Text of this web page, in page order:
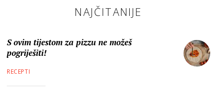
NAJČITANIJE
S ovim tijestom za pizzu ne možeš
pogriješiti!
RECEPTI